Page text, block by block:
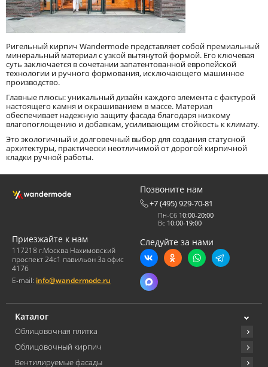
Ригельный кирпич Wandermode представляет собой премиальный
минеральный материал с узкой вытянутой формой. Его ключевая
суть заключается в сочетании запатентованной европейской
технологии и ручного формования, исключающего машинное
производство.
Главные плюсы: уникальный дизайн каждого элемента с фактурой
настоящего камня и окрашиванием в массе. Материал
обеспечивает надежную защиту фасада благодаря низкому
влагопоглощению и добавкам, усиливающим стойкость к климату.
Это экологичный и долговечный выбор для создания статусной
архитектуры, практически неотличимой от дорогой кирпичной
кладки ручной работы.
Позвоните нам
+7 (495) 929-70-81
Пн-Сб 10:00-20:00
Вс 10:00-19:00
Приезжайте к нам
117218 г.Москва Нахимовский
проспект 24с1 павильон 3а офис
417б
E-mail: info@wandermode.ru
Следуйте за нами
Каталог
Облицовочная плитка
Облицовочный кирпич
Вентилируемые фасады